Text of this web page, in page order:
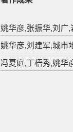
姚华彦,张振华,刘广
姚华彦,刘建军,城市
冯夏庭,丁梧秀,姚华